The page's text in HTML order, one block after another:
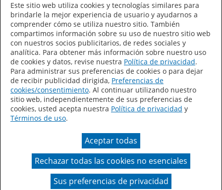
Declaración de accesibilidad
Mapa del sitio
Términos de uso
Privacidad
Sus preferencias de privacidad
Ley de Cadenas de Suministro de California
Un color real puede variar en comparación con la
presentación en pantalla.
Este sitio web utiliza cookies y tecnologías similares para
brindarle la mejor experiencia de usuario y ayudarnos a
comprender cómo se utiliza nuestro sitio. También
compartimos información sobre su uso de nuestro sitio web
con nuestros socios publicitarios, de redes sociales y
analítica. Para obtener más información sobre nuestro uso
de cookies y datos, revise nuestra Política de privacidad.
Para administrar sus preferencias de cookies o para dejar
de recibir publicidad dirigida, Preferencias de
cookies/consentimiento. Al continuar utilizando nuestro
sitio web, independientemente de sus preferencias de
cookies, usted acepta nuestra Política de privacidad y
Términos de uso.
Aceptar todas
Rechazar todas las cookies no esenciales
Sus preferencias de privacidad